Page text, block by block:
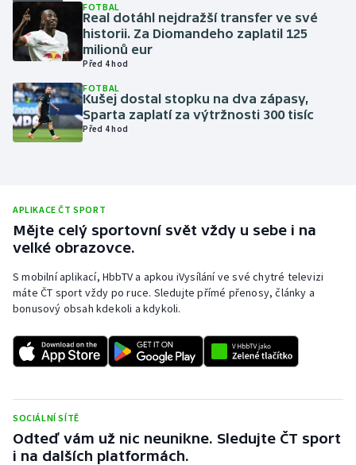
Motorsport
Olympijské hry
Parasport
Plavání
Ragby
Rychlobruslení
Rychlostní kanoistika
Short track
Sportovní střelba
Stolní tenis
Triatlon
FOTBAL
Real dotáhl nejdražší transfer ve své
historii. Za Diomandeho zaplatil 125
milionů eur
Před 4 hod
FOTBAL
Kušej dostal stopku na dva zápasy,
Sparta zaplatí za výtržnosti 300 tisíc
Před 4 hod
APLIKACE ČT SPORT
Mějte celý sportovní svět vždy u sebe i na
velké obrazovce.
S mobilní aplikací, HbbTV a apkou iVysílání ve své chytré televizi
máte ČT sport vždy po ruce. Sledujte přímé přenosy, články a
bonusový obsah kdekoli a kdykoli.
SOCIÁLNÍ SÍTĚ
Odteď vám už nic neunikne. Sledujte ČT sport
i na dalších platformách.